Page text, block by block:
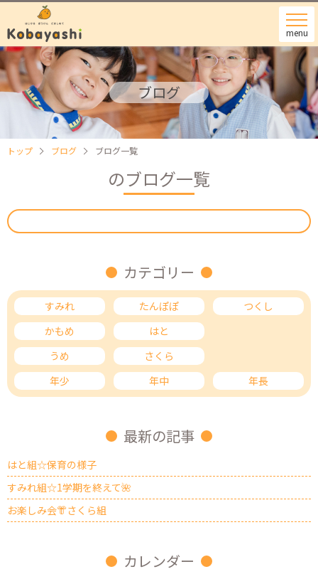
menu
ブログ
トップ ブログ ブログ一覧
のブログ一覧
カテゴリー
すみれ たんぽぽ
つくし
かもめ
はと
うめ
さくら
年少
年中 年長
最新の記事
はと組☆保育の様子
すみれ組☆1学期を終えて🌺
お楽しみ会👘さくら組
カレンダー